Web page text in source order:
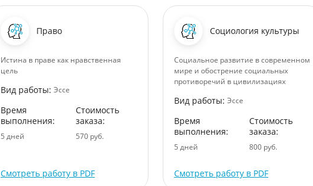
Право
Истина в праве как нравственная
цель
Вид работы: Эссе
Время
выполнения:
5 дней
Стоимость
заказа:
570 руб.
Смотреть работу в PDF
Социология культуры
Социальное развитие в современном
мире и обострение социальных
противоречий в цивилизациях
Вид работы: Эссе
Время
выполнения:
5 дней
Стоимость
заказа:
800 руб.
Смотреть работу в PDF